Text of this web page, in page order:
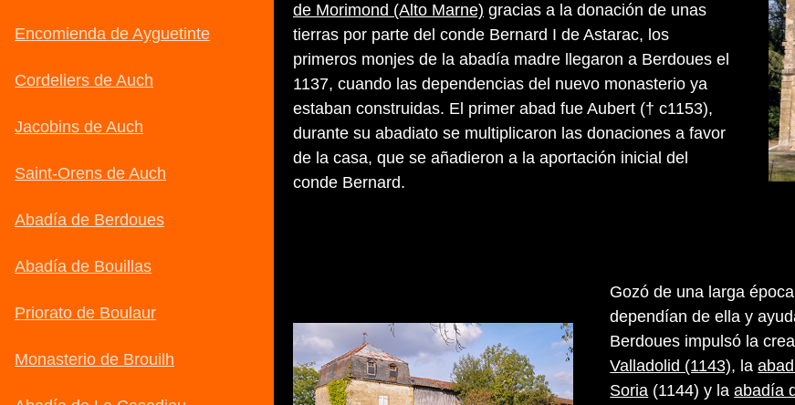
de Morimond (Alto Marne) gracias a la donación de unas
tierras por parte del conde Bernard I de Astarac, los
primeros monjes de la abadía madre llegaron a Berdoues el
1137, cuando las dependencias del nuevo monasterio ya
estaban construidas. El primer abad fue Aubert († c1153),
durante su abadiato se multiplicaron las donaciones a favor
de la casa, que se añadieron a la aportación inicial del
conde Bernard.
Gozó de una larga
dependían de ella y
Berdoues impulsó la
Valladolid (1143), la
Soria (1144) y laabadía